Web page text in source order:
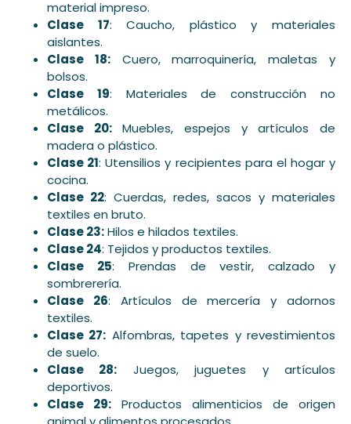
material impreso.
Clase 17: Caucho, plástico y materiales
aislantes.
Clase 18:Cuero, marroquinería, maletas y
bolsos.
Clase 19: Materiales de construcción no
metálicos.
Clase 20:Muebles, espejos y artículos de
madera o plástico.
Clase 21: Utensilios y recipientes para el hogar y
cocina.
Clase 22: Cuerdas, redes, sacos y materiales
textiles en bruto.
Clase 23:Hilos e hilados textiles.
Clase 24: Tejidos y productos textiles.
Clase 25: Prendas de vestir, calzado y
sombrerería.
Clase 26: Artículos de mercería y adornos
textiles.
Clase 27: Alfombras, tapetes y revestimientos
de suelo.
Clase 28: Juegos, juguetes y artículos
deportivos.
Clase 29: Productos alimenticios de origen